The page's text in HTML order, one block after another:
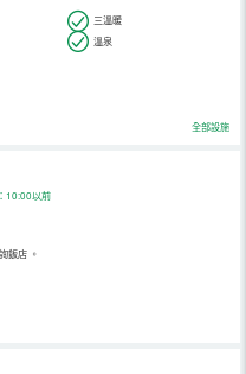
三溫暖
溫泉
全部設施
10:00以前
飯店 。